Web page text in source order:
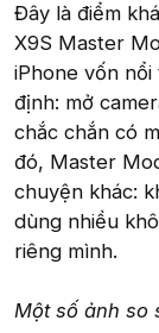
Đây là điểm
X9S Master
iPhone vốn
định: mở
chắc chắn có
đó, Master
chuyện khác:
dùng nhiều
riêng mình.
Một số ảnh so